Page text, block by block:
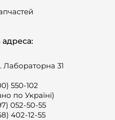
Лабораторна 31
550-102
по Україні)
052-50-55
402-12-55